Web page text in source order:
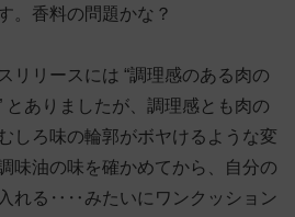
。香料の問題かな？
リリースには “調理感のある肉の
とありましたが、調理感とも肉の
しろ味の輪郭がボヤけるような変
味油の味を確かめてから、自分の
れる‥‥みたいにワンクッション